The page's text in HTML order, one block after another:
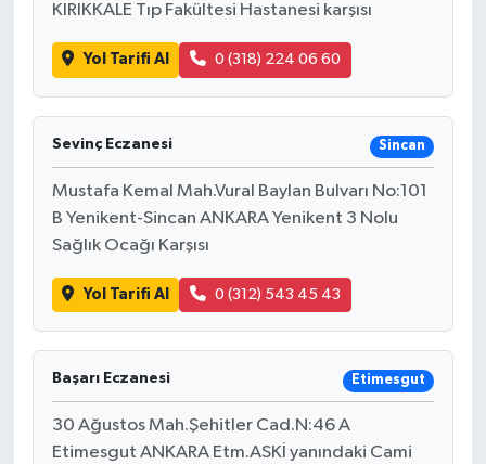
KIRIKKALE Tıp Fakültesi Hastanesi karşısı
Yol Tarifi Al 0 (318) 224 06 60
Sevinç Eczanesi Sincan
Mustafa Kemal Mah.Vural Baylan Bulvarı No:101
B Yenikent-Sincan ANKARA Yenikent 3 Nolu
Sağlık Ocağı Karşısı
Yol Tarifi Al 0 (312) 543 45 43
Başarı Eczanesi Etimesgut
30 Ağustos Mah.Şehitler Cad.N:46 A
Etimesgut ANKARA Etm.ASKİ yanındaki Cami